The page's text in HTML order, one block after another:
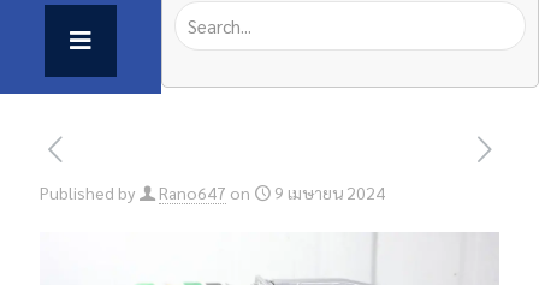
Published by Rano647 on 9 เมษายน 2024